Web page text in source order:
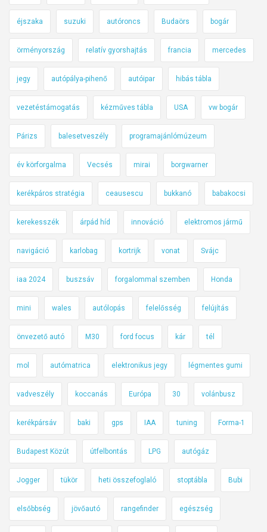
éjszaka suzuki autóroncs Budaörs bogár
örményország relatív gyorshajtás francia mercedes
jegy autópálya-pihenő autóipar hibás tábla
vezetéstámogatás kézműves tábla USA vw bogár
Párizs balesetveszély programajánlómúzeum
év körforgalma Vecsés mirai borgwarner
kerékpáros stratégia ceausescu bukkanó babakocsi
kerekesszék árpád híd innováció elektromos jármű
navigáció karlobag kortrijk vonat Svájc
iaa 2024 buszsáv forgalommal szemben Honda
mini wales autólopás felelősség felújítás
önvezető autó M30 ford focus kár tél
mol autómatrica elektronikus jegy légmentes gumi
vadveszély koccanás Európa 30 volánbusz
kerékpársáv baki gps IAA tuning Forma-1
Budapest Közút útfelbontás LPG autógáz
Jogger tükör heti összefoglaló stoptábla Bubi
elsőbbség jövőautó rangefinder egészség